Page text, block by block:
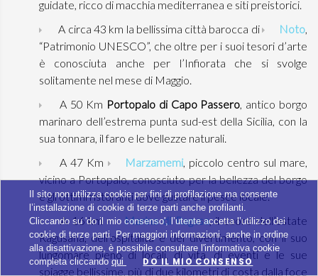
Il sito non utilizza cookie per fini di profilazione ma consente
l’installazione di cookie di terze parti anche profilanti.
Cliccando su 'do il mio consenso', l’utente accetta l’utilizzo dei
cookie di terze parti. Per maggiori informazioni, anche in ordine
alla disattivazione, è possibile consultare l'informativa cookie
completa cliccandoqui DO IL MIO CONSENSO
guidate, ricco di macchia mediterranea e siti preistorici.
A circa 43 km la bellissima città barocca di
Noto,
“Patrimonio UNESCO”, che oltre per i suoi tesori d’arte
è conosciuta anche per l’Infiorata che si svolge
solitamente nel mese di Maggio.
A 50 Km Portopalo di Capo Passero, antico borgo
marinaro dell’estrema punta sud-est della Sicilia, con la
sua tonnara, il faro e le bellezze naturali.
A 47 Km
Marzamemi, piccolo centro sul mare,
vicino a Portopalo, conosciuto per la bellezza del borgo
e gli ottimi ristoranti dove gustare il pesce locale.
A 16 km
Marina di Ragusa, il cuore dell’estate
Ragusana, dell’ospitalità e del divertimento, con il suo
lungomare pieno di locali, di vita, di eventi e le sue
spiagge bellissime, più di due kilometri di costa dalla foce